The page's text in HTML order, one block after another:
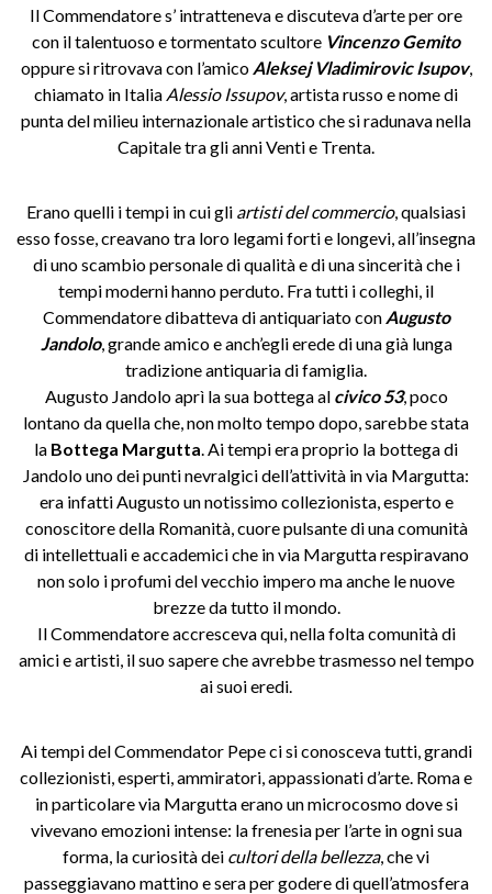
Il Commendatore s’ intratteneva e discuteva d’arte per ore
con il talentuoso e tormentato scultore Vincenzo Gemito
oppure si ritrovava con l’amico Aleksej Vladimirovic Isupov,
chiamato in Italia Alessio Issupov, artista russo e nome di
punta del milieu internazionale artistico che si radunava nella
Capitale tra gli anni Venti e Trenta.
Erano quelli i tempi in cui gli artisti del commercio, qualsiasi
esso fosse, creavano tra loro legami forti e longevi, all’insegna
di uno scambio personale di qualità e di una sincerità che i
tempi moderni hanno perduto. Fra tutti i colleghi, il
Commendatore dibatteva di antiquariato con Augusto
Jandolo, grande amico e anch’egli erede di una già lunga
tradizione antiquaria di famiglia.
Augusto Jandolo aprì la sua bottega al civico 53, poco
lontano da quella che, non molto tempo dopo, sarebbe stata
la Bottega Margutta. Ai tempi era proprio la bottega di
Jandolo uno dei punti nevralgici dell’attività in via Margutta:
era infatti Augusto un notissimo collezionista, esperto e
conoscitore della Romanità, cuore pulsante di una comunità
di intellettuali e accademici che in via Margutta respiravano
non solo i profumi del vecchio impero ma anche le nuove
brezze da tutto il mondo.
Il Commendatore accresceva qui, nella folta comunità di
amici e artisti, il suo sapere che avrebbe trasmesso nel tempo
ai suoi eredi.
Ai tempi del Commendator Pepe ci si conosceva tutti, grandi
collezionisti, esperti, ammiratori, appassionati d’arte. Roma e
in particolare via Margutta erano un microcosmo dove si
vivevano emozioni intense: la frenesia per l’arte in ogni sua
forma, la curiosità dei cultori della bellezza, che vi
passeggiavano mattino e sera per godere di quell’atmosfera